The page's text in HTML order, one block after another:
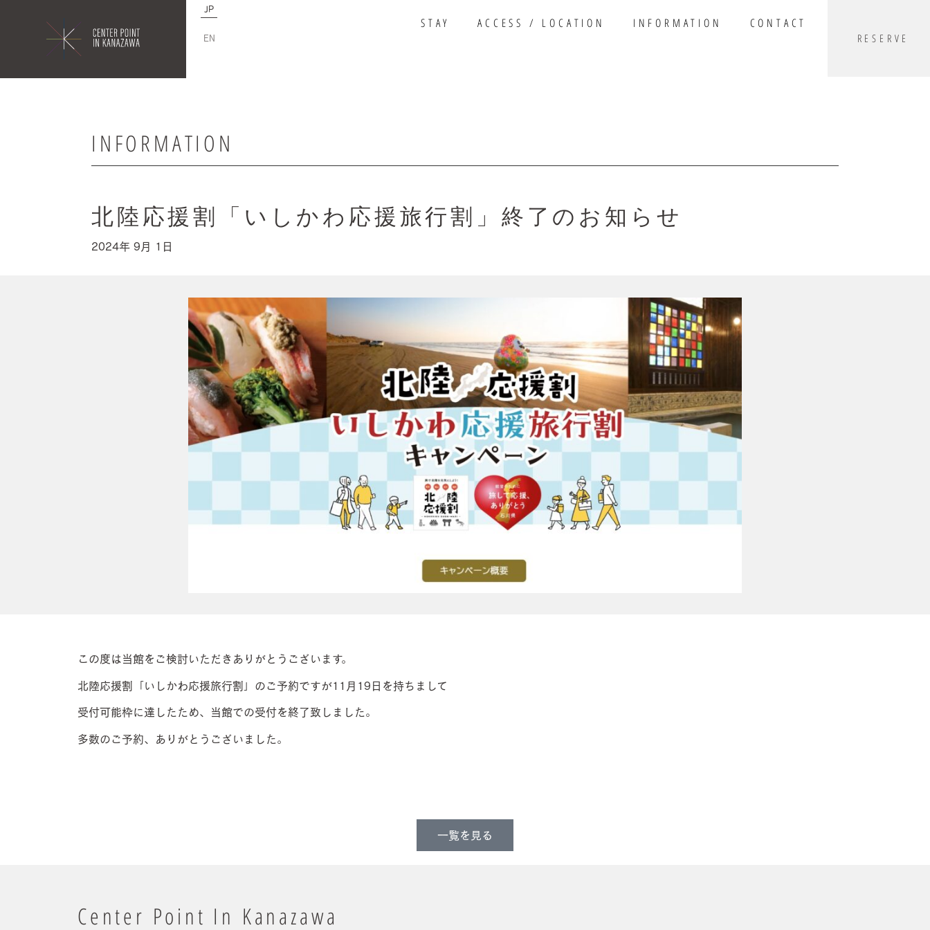
JP
EN
STAY ACCESS / LOCATION INFORMATION CONTACT
RESERVE
INFORMATION
北陸応援割「いしかわ応援旅行割」終了のお知らせ
2024年 9月 1日
この度は当館をご検討いただきありがとうございます。
北陸応援割「いしかわ応援旅行割」のご予約ですが11月19日を持ちまして
受付可能枠に達したため、当館での受付を終了致しました。
多数のご予約、ありがとうございました。
一覧を見る
Center Point In Kanazawa